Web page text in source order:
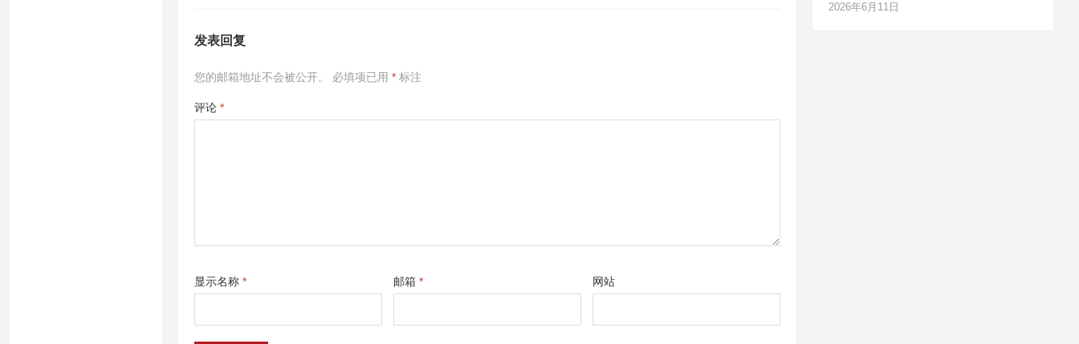
发表回复
您的邮箱地址不会被公开。 必填项已用 * 标注
评论 *
显示名称 * 邮箱* 网站
2026年6月11日